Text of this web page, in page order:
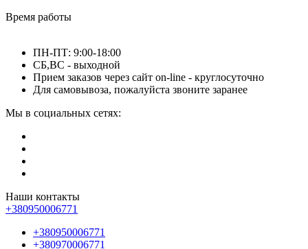
Время работы
ПН-ПТ: 9:00-18:00
СБ,ВС - выходной
Прием заказов через сайт on-line - круглосуточно
Для самовывоза, пожалуйста звоните заранее
Мы в социальных сетях:
Наши контакты
+380950006771
+380950006771
+380970006771